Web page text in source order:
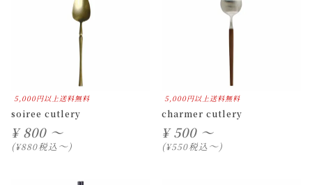
5,000円以上送料無料
soiree cutlery
¥ 800 ～
¥880税込〜
5,000円以上送料無料
charmer cutlery
¥ 500 ～
¥550税込〜